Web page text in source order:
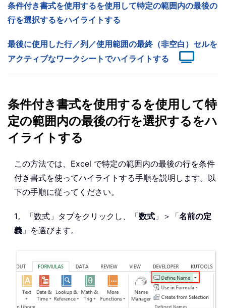
条件付き書式を使用するを使用して特定の範囲内の最後の
行を選択するをハイライトする
最後に使用した行／列／使用範囲の最終（非空白）セルを
アクティブなワークシートでハイライトする
条件付き書式を使用するを使用して特
定の範囲内の最後の行を選択するをハ
イライトする
この方法では、Excel で特定の範囲内の最後の行を条件
付き書式を使ってハイライトする手順を説明します。以
下の手順に従ってください。
1。「数式」タブをクリックし、「数式 」＞「名前の定
義 」を選びます。